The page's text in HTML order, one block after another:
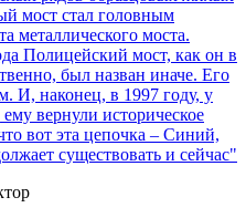
мост стал головным
металлического моста.
Полицейский мост, как он в
был назван иначе. Его
И, наконец, в 1997 году, у
вернули историческое
вот эта цепочка – Синий,
существовать и сейчас"